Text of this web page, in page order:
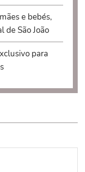
e bebés,
de São João
para